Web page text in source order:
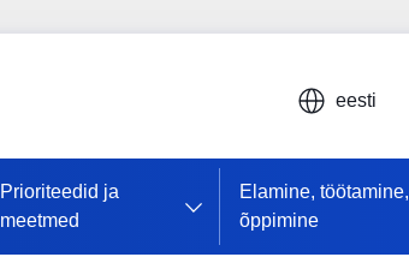
eesti
Prioriteedid ja
meetmed
Elamine, töötamine,
õppimine